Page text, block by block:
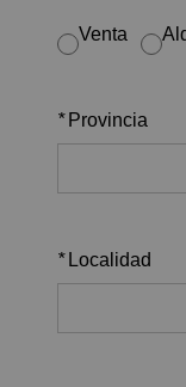
Venta
* Provincia
* Localidad